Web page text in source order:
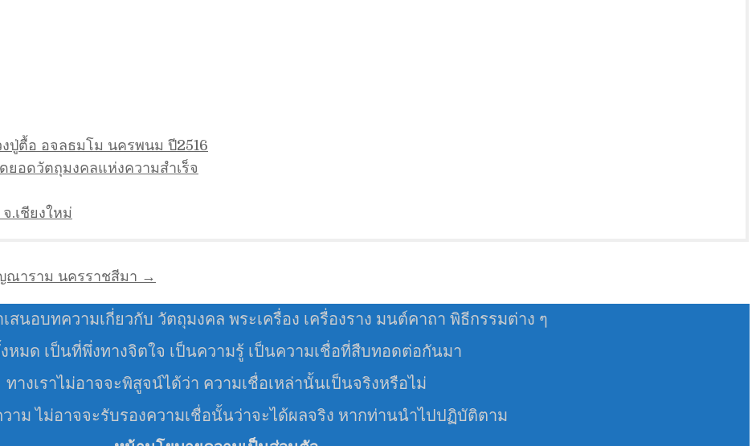
ปู่ตื้อ อจลธมโม นครพนม ปี2516
ยอดวัตถุมงคลแห่งความสำเร็จ
.เชียงใหม่
ณาราม นครราชสีมา →
สนอบทความเกี่ยวกับ วัตถุมงคล พระเครื่อง เครื่องราง มนต์คาถา พิธีกรรมต่าง ๆ
หมด เป็นที่พึ่งทางจิตใจ เป็นความรู้ เป็นความเชื่อที่สืบทอดต่อกันมา
ทางเราไม่อาจจะพิสูจน์ได้ว่า ความเชื่อเหล่านั้นเป็นจริงหรือไม่
าม ไม่อาจจะรับรองความเชื่อนั้นว่าจะได้ผลจริง หากท่านนำไปปฏิบัติตาม